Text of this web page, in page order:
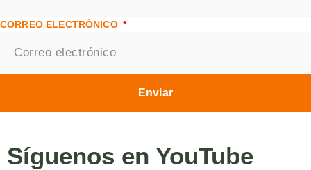
CORREO ELECTRÓNICO
Enviar
Síguenos en YouTube